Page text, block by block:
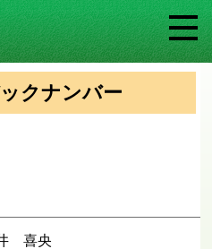
クナンバー
喜央